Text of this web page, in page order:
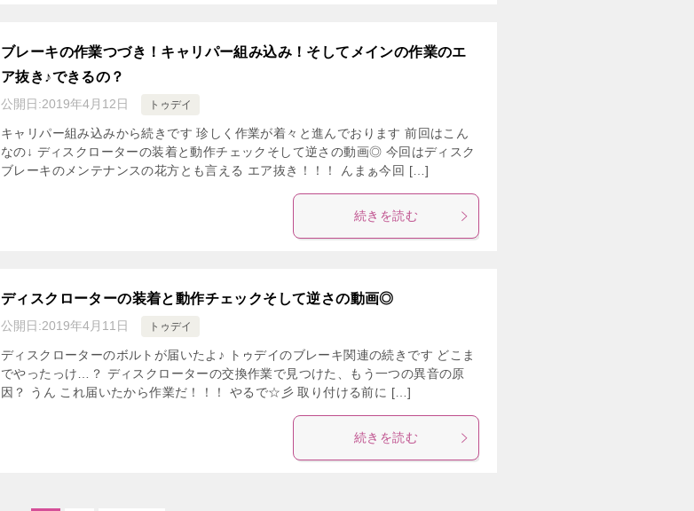
ブレーキの作業つづき！キャリパー組み込み！そしてメインの作業のエ
ア抜き♪できるの？
公開日:2019年4月12日 トゥデイ
キャリパー組み込みから続きです 珍しく作業が着々と進んでおります 前回はこん
なの↓ ディスクローターの装着と動作チェックそして逆さの動画◎ 今回はディスク
ブレーキのメンテナンスの花方とも言える エア抜き！！！ んまぁ今回 […]
続きを読む
ディスクローターの装着と動作チェックそして逆さの動画◎
公開日:2019年4月11日 トゥデイ
ディスクローターのボルトが届いたよ♪ トゥデイのブレーキ関連の続きです どこま
でやったっけ…？ ディスクローターの交換作業で見つけた、もう一つの異音の原
因？ うん これ届いたから作業だ！！！ やるで☆彡 取り付ける前に […]
続きを読む